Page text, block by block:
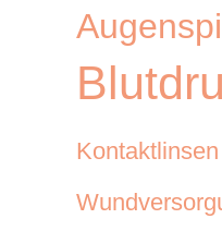
Kontaktlinsen